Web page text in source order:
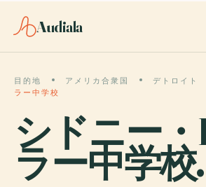
Audiala
目的地 アメリカ合衆国 デトロイト
ラー中学校
シドニー
ラー中学校.